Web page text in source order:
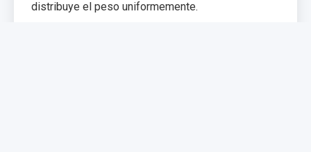
distribuye el peso uniformemente.